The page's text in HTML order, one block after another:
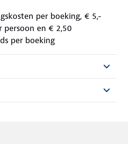
per boeking, € 5,-
persoon en € 2,50
per boeking